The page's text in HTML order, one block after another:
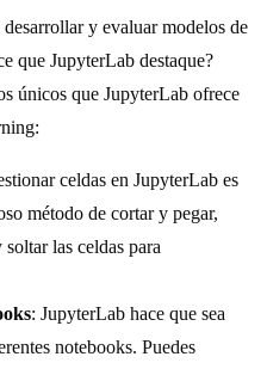
y evaluar modelos de
que JupyterLab destaque?
únicos que JupyterLab ofrece
celdas en JupyterLab es
método de cortar y pegar,
las celdas para
: JupyterLab hace que sea
notebooks. Puedes